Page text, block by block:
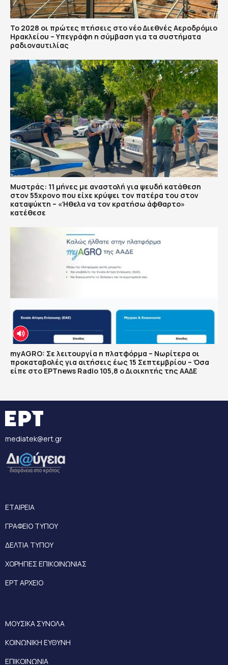
Το 2028 οι πρώτες πτήσεις στο νέο Διεθνές Αεροδρόμιο
Ηρακλείου – Υπεγράφη η σύμβαση για τα συστήματα
ραδιοναυτιλίας
Μυστράς: 11 μήνες με αναστολή για ψευδή κατάθεση
στον 55χρονο που είχε κρύψει τον πατέρα του στον
καταψύκτη – «Ήθελα να τον κρατήσω άφθαρτο»
κατέθεσε
myAGRO: Σε λειτουργία η πλατφόρμα – Νωρίτερα οι
προκαταβολές για αιτήσεις έως 15 Σεπτεμβρίου – Όσα
είπε στο ΕΡΤnews Radio 105,8 ο Διοικητής της ΑΑΔΕ
mediatek@ert.gr
ΕΤΑΙΡΕΙΑ
ΓΡΑΦΕΙΟ ΤΥΠΟΥ
ΔΕΛΤΙΑ ΤΥΠΟΥ
ΧΟΡΗΓΙΕΣ ΕΠΙΚΟΙΝΩΝΙΑΣ
ΕΡΤ ΑΡΧΕΙΟ
ΜΟΥΣΙΚΑ ΣΥΝΟΛΑ
ΚΟΙΝΩΝΙΚΗ ΕΥΘΥΝΗ
ΕΠΙΚΟΙΝΩΝΙΑ